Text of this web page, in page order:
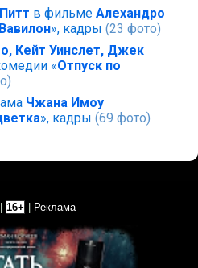
в фильме Алехандро
Вавилон», кадры (23 фото)
Кейт Уинслет, Джек
«Отпуск по
Чжана Имоу
», кадры (69 фото)
16+ Реклама